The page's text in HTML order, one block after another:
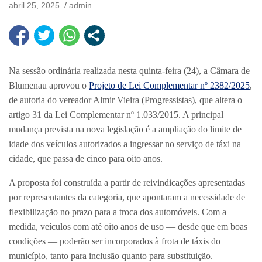
abril 25, 2025 admin
Na sessão ordinária realizada nesta quinta-feira (24), a Câmara de
Blumenau aprovou o Projeto de Lei Complementar nº 2382/2025,
de autoria do vereador Almir Vieira (Progressistas), que altera o
artigo 31 da Lei Complementar nº 1.033/2015. A principal
mudança prevista na nova legislação é a ampliação do limite de
idade dos veículos autorizados a ingressar no serviço de táxi na
cidade, que passa de cinco para oito anos.
A proposta foi construída a partir de reivindicações apresentadas
por representantes da categoria, que apontaram a necessidade de
flexibilização no prazo para a troca dos automóveis. Com a
medida, veículos com até oito anos de uso — desde que em boas
condições — poderão ser incorporados à frota de táxis do
município, tanto para inclusão quanto para substituição.